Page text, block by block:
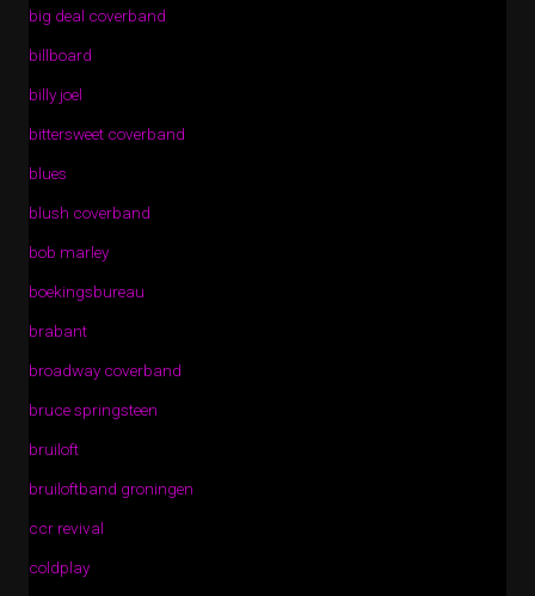
big deal coverband
billboard
billy joel
bittersweet coverband
blues
blush coverband
bob marley
boekingsbureau
brabant
broadway coverband
bruce springsteen
bruiloft
bruiloftband groningen
ccr revival
coldplay